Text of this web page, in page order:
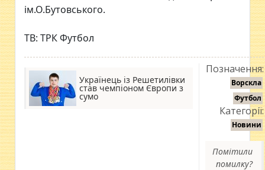
ім.О.Бутовського.
ТВ: ТРК Футбол
Українець із Решетилівки
став чемпіоном Європи з
сумо
Позначення:
Ворскла
Футбол
Категорії:
Новини
Помітили
помилку?